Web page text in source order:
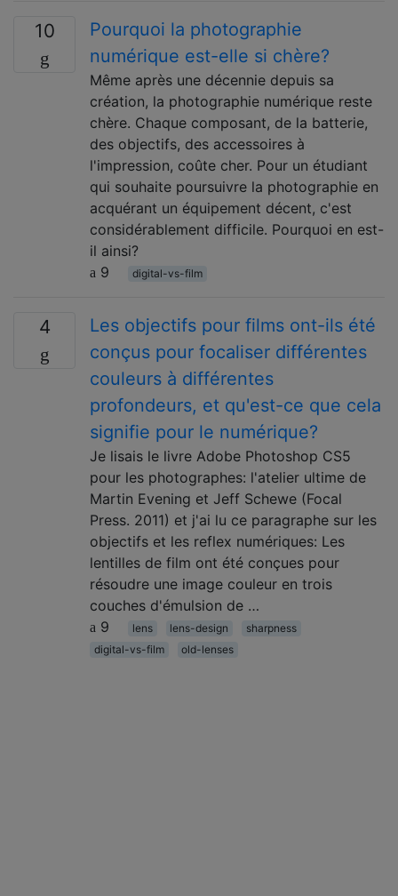
10
Pourquoi la photographie
numérique est-elle si chère?
Même après une décennie depuis sa
création, la photographie numérique reste
chère. Chaque composant, de la batterie,
des objectifs, des accessoires à
l'impression, coûte cher. Pour un étudiant
qui souhaite poursuivre la photographie en
acquérant un équipement décent, c'est
considérablement difficile. Pourquoi en est-
il ainsi?
9
digital-vs-film
4
Les objectifs pour films ont-ils été
conçus pour focaliser différentes
couleurs à différentes
profondeurs, et qu'est-ce que cela
signifie pour le numérique?
Je lisais le livre Adobe Photoshop CS5
pour les photographes: l'atelier ultime de
Martin Evening et Jeff Schewe (Focal
Press. 2011) et j'ai lu ce paragraphe sur les
objectifs et les reflex numériques: Les
lentilles de film ont été conçues pour
résoudre une image couleur en trois
couches d'émulsion de …
9
lens lens-design
sharpness
digital-vs-film
old-lenses